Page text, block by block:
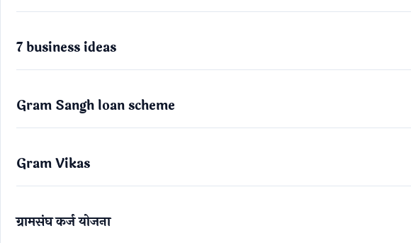
7 business ideas
Gram Sangh loan scheme
Gram Vikas
ग्रामसंघ कर्ज योजना